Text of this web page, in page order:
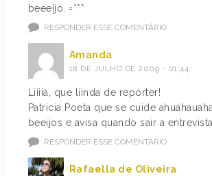
beeeijo. =***
RESPONDER ESSE COMENTÁRIO
Amanda
18 DE JULHO DE 2009 - 01:44
Liiiia, que liinda de repórter!
Patricia Poeta que se cuide
beeijos e avisa quando sair a
RESPONDER ESSE COMENTÁRIO
Rafaella de Oliveira